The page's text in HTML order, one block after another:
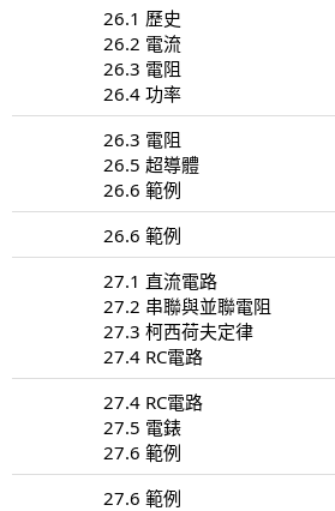
26.1 歷史
26.2 電流
26.3 電阻
26.4 功率
26.3 電阻
26.5 超導體
26.6 範例
26.6 範例
27.1 直流電路
27.2 串聯與並聯電阻
27.3 柯西荷夫定律
27.4 RC電路
27.4 RC電路
27.5 電錶
27.6 範例
27.6 範例